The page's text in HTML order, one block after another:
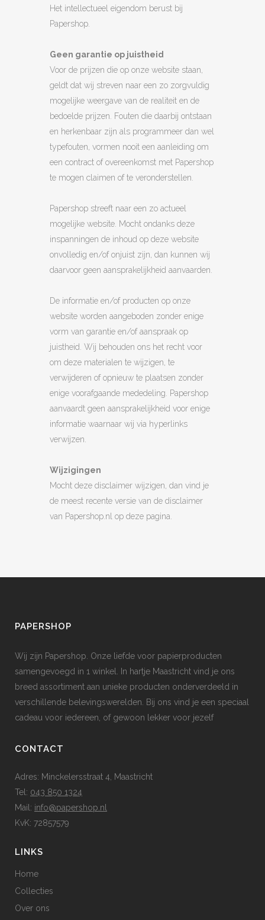
Het intellectueel eigendom berust bij
Papershop.
Geen garantie op juistheid
Voor de prijzen die op onze website staan,
geldt dat wij streven naar een zo zorgvuldig
mogelijke weergave van de realiteit en de
bedoelde prijzen. Fouten die daarbij ontstaan
en herkenbaar zijn als programmeer dan wel
typefouten, vormen nooit een aanleiding om
een contract of overeenkomst met Papershop
te mogen claimen of te veronderstellen.
Papershop streeft naar een zo actueel
mogelijke website. Mocht ondanks deze
inspanningen de inhoud op deze website
onvolledig en/of onjuist zijn, dan kunnen wij
daarvoor geen aansprakelijkheid aanvaarden.
De informatie en/of producten op onze
website worden aangeboden zonder enige
vorm van garantie en/of aanspraak op
juistheid. Wij behouden ons het recht voor
om deze materialen te wijzigen, te
verwijderen of opnieuw te plaatsen zonder
enige voorafgaande mededeling. Papershop
aanvaardt geen aansprakelijkheid voor enige
informatie waarnaar wij via hyperlinks
verwijzen.
Wijzigingen
Mocht deze disclaimer wijzigen, dan vind je
de meest recente versie van de disclaimer
van Papershop.nl op deze pagina.
PAPERSHOP
Wij zijn Papershop. Onze liefde voor papierproducten
samengevoegd in 1 winkel. In hartje Maastricht vind je ons
breed assortiment aan unieke producten onderverdeeld in
verschillende belevingswerelden. Bij ons vind je een speciaal
cadeau voor iedereen, of gewoon lekker voor jezelf
CONTACT
Adres: Minckelersstraat 4, Maastricht
Tel: 043 850 1324
Mail: info@papershop.nl
KvK: 72857579
LINKS
Home
Collecties
Over ons